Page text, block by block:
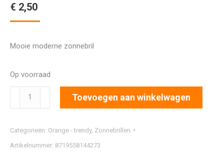
€ 2,50
Mooie moderne zonnebril
Op voorraad
aantal
Toevoegen aan winkelwagen
Categorieën: Orange - trendy, Zonnebrillen
Artikelnummer: 8719558144273